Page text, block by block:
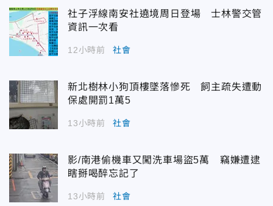
社子浮線南安社遶境周日登場 士林警交管
資訊一次看
12小時前 社會
新北樹林小狗頂樓墜落慘死 飼主疏失遭動
保處開罰1萬5
13小時前 社會
影/南港偷機車又闖洗車場盜5萬 竊嫌遭逮
瞎掰喝醉忘記了
13小時前 社會